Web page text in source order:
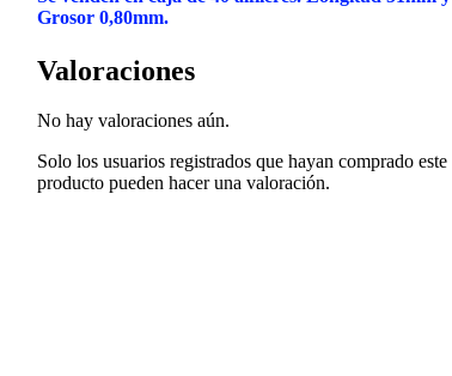
Grosor 0,80mm.
Valoraciones
No hay valoraciones aún.
Solo los usuarios registrados que hayan comprado este
producto pueden hacer una valoración.